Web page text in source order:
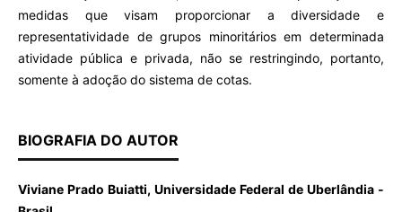
medidas que visam proporcionar a diversidade e
representatividade de grupos minoritários em determinada
atividade pública e privada, não se restringindo, portanto,
somente à adoção do sistema de cotas.
BIOGRAFIA DO AUTOR
Viviane Prado Buiatti, Universidade Federal de Uberlândia -